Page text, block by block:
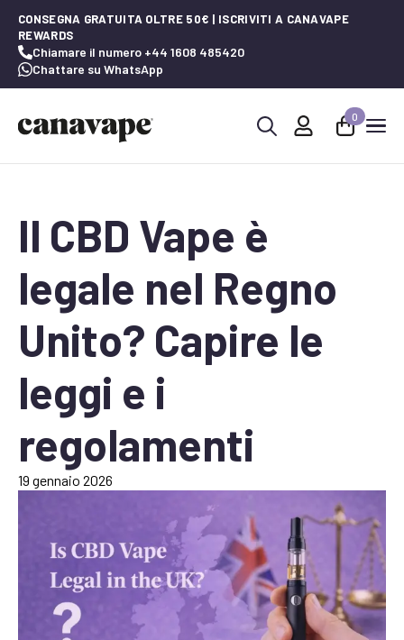
CONSEGNA GRATUITA OLTRE 50€ | ISCRIVITI A CANAVAPE
REWARDS
Chiamare il numero +44 1608 485420
Chattare su WhatsApp
0
Il CBD Vape è
legale nel Regno
Unito? Capire le
leggi e i
regolamenti
19 gennaio 2026